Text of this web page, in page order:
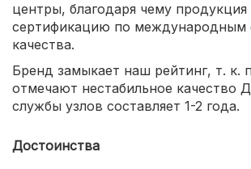
центры, благодаря чему
сертификацию по международным
качества.
Бренд замыкает наш рейтинг, т. к.
отмечают нестабильное качество
службы узлов составляет 1-2 года.
Достоинства